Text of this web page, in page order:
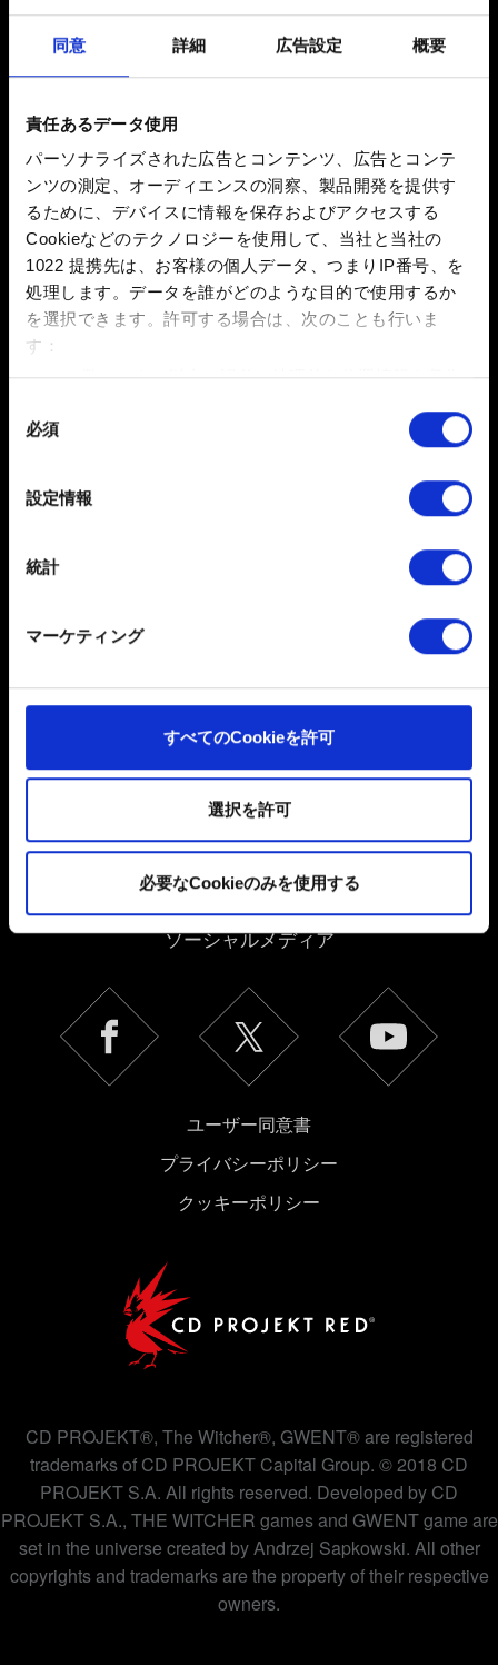
同意 詳細 広告設定 概要
責任あるデータ使用
パーソナライズされた広告とコンテンツ、広告とコンテ
ンツの測定、オーディエンスの洞察、製品開発を提供す
るために、デバイスに情報を保存およびアクセスする
Cookieなどのテクノロジーを使用して、当社と当社の
1022 提携先は、お客様の個人データ、つまりIP番号、を
処理します。データを誰がどのような目的で使用するか
を選択できます。 許可する場合は、次のことも行いま
す：
数メートル以内の誤差の地理的な位置情報を収集
特定の特性（フィンガープリント）を積極的にス
詳細セクション
で個人データの処理方法と設定を行って
ください。「Cookie宣言」からいつでも同意を変更また
だくために必要なものです。その他のCookieは、ウェブ
サイトの品質向上のために、オプションとして技術的お
た、ソーシャルメディア上などでお客様が興味を持ちそ
うなコンテンツをお届けするために、一部のCookieをパ
これらのオプションが有効になることはありません。
Cookieの使用およびパフォーマンスの変更点に関する詳
細は、下記の「設定」メニューでご確認ください。
必須
設定情報
統計
マーケティング
すべてのCookieを許可
選択を許可
必要なCookieのみを使用する
されていることを確認してください。パッチのバージョ
ンは、ゲームのメインメニューで表示されます。
「ロード」メニューを開き、画面左下に表示されてい
す。
画面の指示に従って、ゲームをCD PROJEKT REDア
カウントに接続します。
接続すると、デフォルトでクロスプログレッションが
有効になります。「設定」 → 「ゲームプレイ」 → 「 ク
ロスセーブを有効化 」でオン/オフを切り替えることもで
きます。
ラウドアイコンが表示されます。
ーパンク2077』を起動し、「
」を選択しま
す。
手順#3に従って、ゲームを同じCD PROJEKT REDア
カウントに接続します。
」メニュ
ーから利用できるようになります。
日本語
ソーシャルメディア
ユーザー同意書
プライバシーポリシー
クッキーポリシー
CD PROJEKT®, The Witcher®, GWENT® are registered
trademarks of CD PROJEKT Capital Group. © 2018 CD
PROJEKT S.A. All rights reserved. Developed by CD
PROJEKT S.A., THE WITCHER games and GWENT game are
set in the universe created by Andrzej Sapkowski. All other
copyrights and trademarks are the property of their respective
owners.